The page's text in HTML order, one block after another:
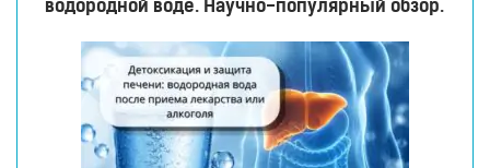
водородной воде. Научно-популярный обзор.